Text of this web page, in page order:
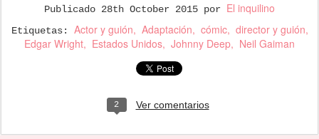
Publicado 28th October 2015 por El inquilino
Etiquetas: Actor y guión Adaptación cómic
director y guión
Edgar Wright
Estados Unidos Johnny Deep Neil Gaiman
2 Ver comentarios